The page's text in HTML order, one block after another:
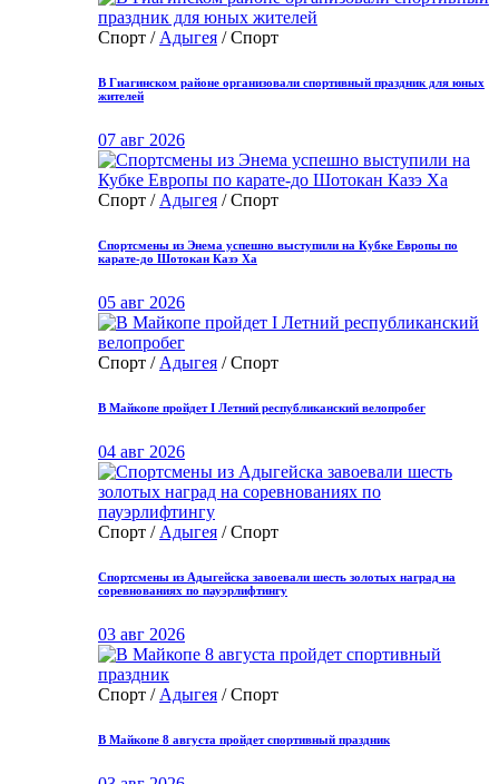
Спорт / Адыгея / Спорт
В Гиагинском районе организовали спортивный праздник для юных
жителей
07 авг 2026
Спорт / Адыгея / Спорт
Спортсмены из Энема успешно выступили на Кубке Европы по
карате-до Шотокан Казэ Ха
05 авг 2026
Спорт / Адыгея / Спорт
В Майкопе пройдет I Летний республиканский велопробег
04 авг 2026
Спорт / Адыгея / Спорт
Спортсмены из Адыгейска завоевали шесть золотых наград на
соревнованиях по пауэрлифтингу
03 авг 2026
Спорт / Адыгея / Спорт
В Майкопе 8 августа пройдет спортивный праздник